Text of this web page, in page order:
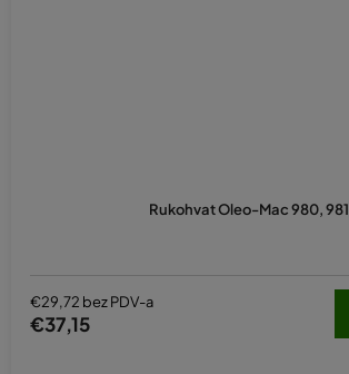
Rukohvat Oleo-Mac 980, 981
€29,72 bez PDV-a
€37,15